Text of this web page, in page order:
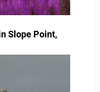
Slope Point,